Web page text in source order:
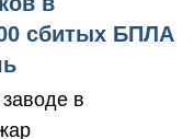
сбитых БПЛА
в